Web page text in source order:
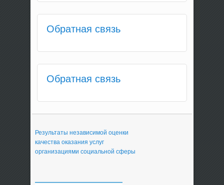
Обратная связь
Обратная связь
Результаты независимой оценки
качества оказания услуг
организациями социальной сферы